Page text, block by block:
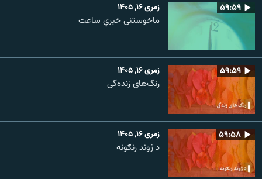
۵۹:۵۹ زمری ۱۶, ۱۴۰۵
ماخوستنی خبري ساعت
۵۹:۵۹ زمری ۱۶, ۱۴۰۵
رنگ‌های زنده‌گی
۵۹:۵۸ زمری ۱۶, ۱۴۰۵
د ژوند رنګونه